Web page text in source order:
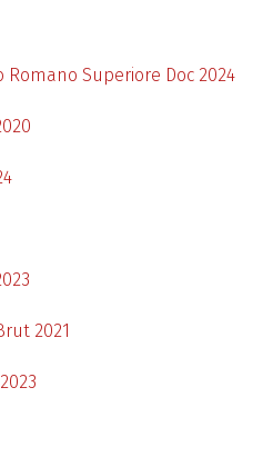
Romano Superiore Doc 2024
2021